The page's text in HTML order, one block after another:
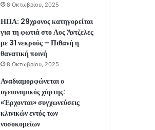
8 Οκτωβρίου, 2025
ΗΠΑ: 29χρονος κατηγορείται
για τη φωτιά στο Λος Άντζελες
με 31 νεκρούς – Πιθανή η
θανατική ποινή
8 Οκτωβρίου, 2025
Αναδιαμορφώνεται ο
υγειονομικός χάρτης:
«Έρχονται» συγχωνεύσεις
κλινικών εντός των
νοσοκομείων